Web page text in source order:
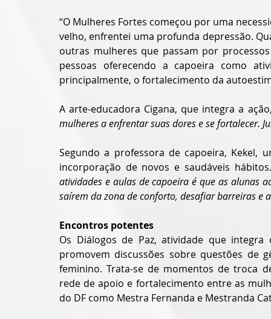
“O Mulheres Fortes começou por uma
velho, enfrentei uma profunda depressão.
outras mulheres que passam por
pessoas oferecendo a capoeira como
principalmente, o fortalecimento da
A arte-educadora Cigana, que integra a
mulheres a enfrentar suas dores e se fortalecer.
Segundo a professora de capoeira, Kekel,
incorporação de novos e saudáveis
atividades e aulas de capoeira é que as alunas
saírem da zona de conforto, desafiar barreiras e
Encontros potentes
Os Diálogos de Paz, atividade que
promovem discussões sobre questões de
feminino. Trata-se de momentos de troca
rede de apoio e fortalecimento entre as
do DF como Mestra Fernanda e Mestranda